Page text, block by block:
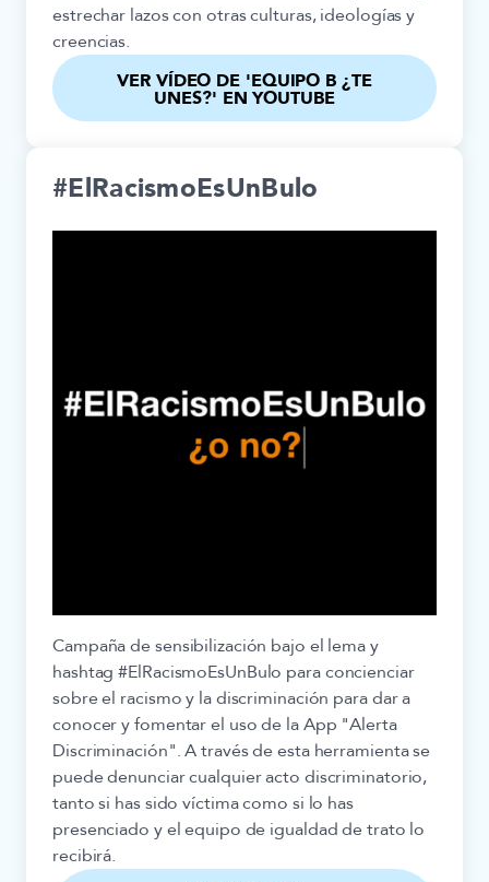
estrechar lazos con otras culturas, ideologías y
creencias.
VER VÍDEO DE 'EQUIPO B ¿TE
UNES?' EN YOUTUBE
#ElRacismoEsUnBulo
Campaña de sensibilización bajo el lema y
hashtag #ElRacismoEsUnBulo para concienciar
sobre el racismo y la discriminación para dar a
conocer y fomentar el uso de la App "Alerta
Discriminación". A través de esta herramienta se
puede denunciar cualquier acto discriminatorio,
tanto si has sido víctima como si lo has
presenciado y el equipo de igualdad de trato lo
recibirá.